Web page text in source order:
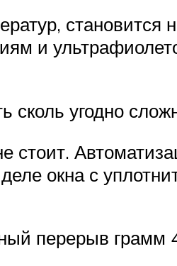
становится
и
угодно
стоит.
окна с
перерыв